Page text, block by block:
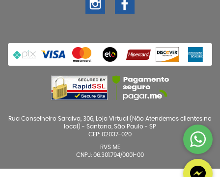
Rua Conselheiro Saraiva, 306, Loja Virtual (Não Atendemos clientes no
local) - Santana, São Paulo - SP
CEP: 02037-020
RVS ME
CNPJ: 06.301.794/0001-00